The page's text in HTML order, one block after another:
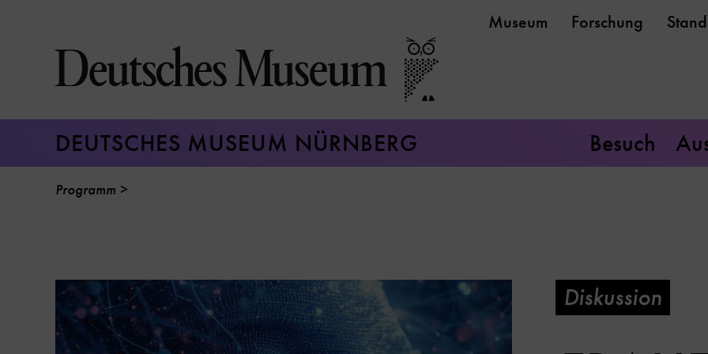
Seiteninhalt
Museum Forschung
DEUTSCHES MUSEUM NÜRNBERG Besuch
Programm
Diskussion